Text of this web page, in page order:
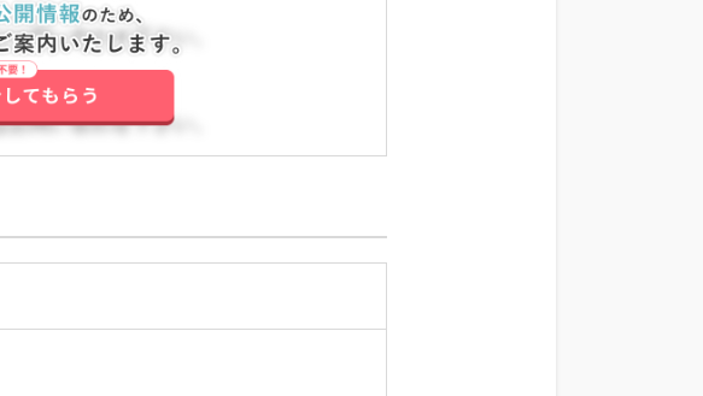
問い合わせ下さい。
問い合わせ下さい。